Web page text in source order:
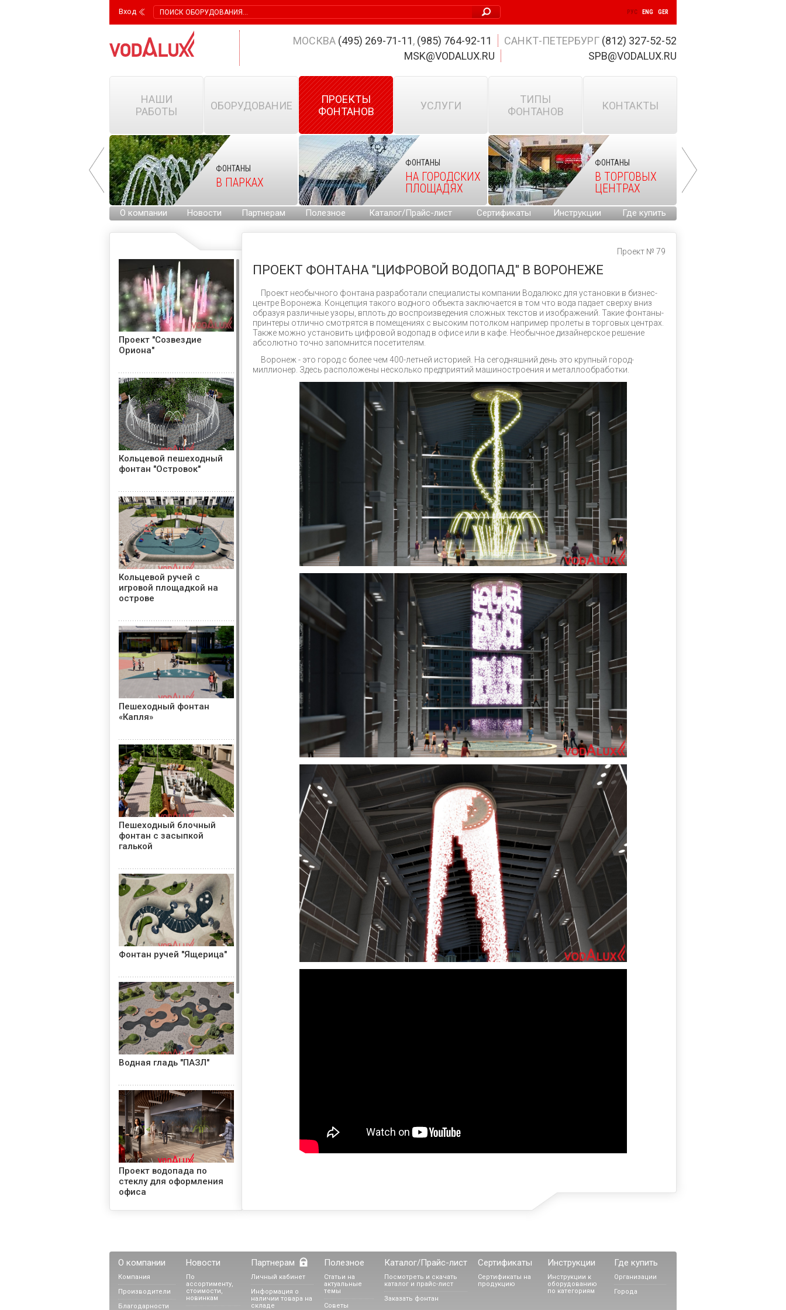
Вход РУС ENG GER
МОСКВА (495) 269-71-11, (985) 764-92-11 САНКТ-ПЕТЕРБУРГ (812) 327-52-52
MSK@VODALUX.RU
SPB@VODALUX.RU
НАШИ
РАБОТЫ
ОБОРУДОВАНИЕ
ПРОЕКТЫ
ФОНТАНОВ
УСЛУГИ
ТИПЫ
ФОНТАНОВ
КОНТАКТЫ
НА ГОРОДСКИХ
ФОНТАНЫ
В ПАРКАХ
ФОНТАНЫ
НА ГОРОДСКИХ
ПЛОЩАДЯХ
ФОНТАНЫ
В ТОРГОВЫХ
ЦЕНТРАХ
О компании Новости Партнерам Полезное Каталог/Прайс-лист Сертификаты Инструкции Где купить
Проект № 79
ПРОЕКТ ФОНТАНА "ЦИФРОВОЙ ВОДОПАД" В ВОРОНЕЖЕ
Проект необычного фонтана разработали специалисты компании Водалюкс для установки в бизнес-
центре Воронежа. Концепция такого водного объекта заключается в том что вода падает сверху вниз
образуя различные узоры, вплоть до воспроизведения сложных текстов и изображений. Такие фонтаны-
принтеры отлично смотрятся в помещениях с высоким потолком например пролеты в торговых центрах.
Также можно установить цифровой водопад в офисе или в кафе. Необычное дизайнерское решение
абсолютно точно запомнится посетителям.
Воронеж - это город с более чем 400-летней историей. На сегодняшний день это крупный город-
миллионер. Здесь расположены несколько предприятий машиностроения и металлообработки.
Проект "Созвездие
Ориона"
Кольцевой пешеходный
фонтан "Островок"
Кольцевой ручей с
игровой площадкой на
острове
Пешеходный фонтан
«Капля»
Пешеходный блочный
фонтан с засыпкой
галькой
Фонтан ручей "Ящерица"
Водная гладь "ПАЗЛ"
Проект водопада по
стеклу для оформления
офиса
Проект фонтана с
О компании
Компания
Производители
Благодарности
Новости
По
ассортименту,
стоимости,
новинкам
Партнерам
Личный кабинет
Информация о
наличии товара на
складе
Полезное
Статьи на
актуальные
темы
Советы
Каталог/Прайс-лист
Посмотреть и скачать
каталог и прайс-лист
Заказать фонтан
Сертификаты
Сертификаты на
продукцию
Инструкции
Инструкции к
оборудованию
по категориям
Где купить
Организации
Города